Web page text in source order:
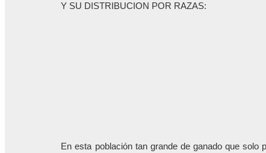
Y SU DISTRIBUCION POR RAZAS:
En esta población tan grande de ganado que